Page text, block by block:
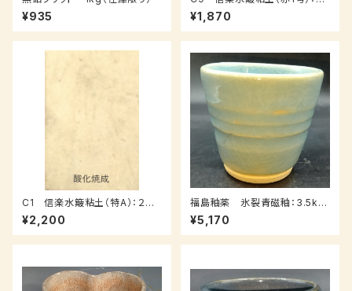
¥935
０ｋｇ
¥1,870
C1 信楽水簸粘土（特A）：２０ｋ
ｇ
¥2,200
福島釉薬 氷裂青磁釉：3.5kｇ
（送料込み：レターパックプラス）
¥5,170